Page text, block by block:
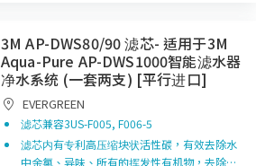
3M AP-DWS80/90 滤芯- 适用于3M
Aqua-Pure AP-DWS1000智能滤水器
净水系统 (一套两支) [平行进口]
EVERGREEN
滤芯兼容3US-F005, F006-5
滤芯内有专利高压缩块状活性碳，有效去除水
中余氯、异味、所有的挥发性有机物，去除…